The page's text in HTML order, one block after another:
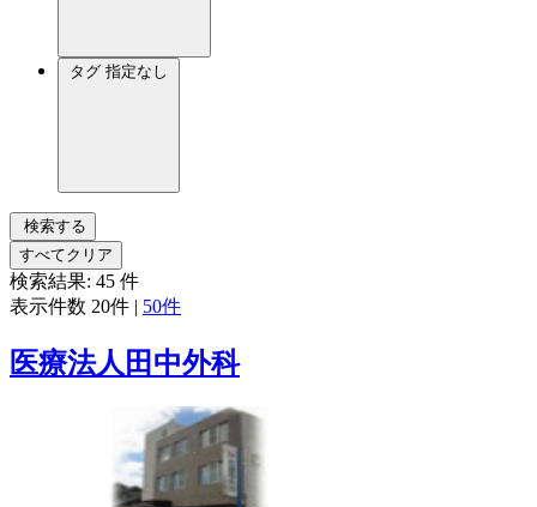
タグ 指定なし
検索する
すべてクリア
検索結果: 45 件
表示件数 20件 | 50件
医療法人田中外科